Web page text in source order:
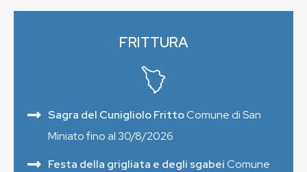
FRITTURA
Sagra del Cunigliolo FrittoComune di San
Miniato fino al 30/8/2026
Festa della grigliata e degli sgabeiComune